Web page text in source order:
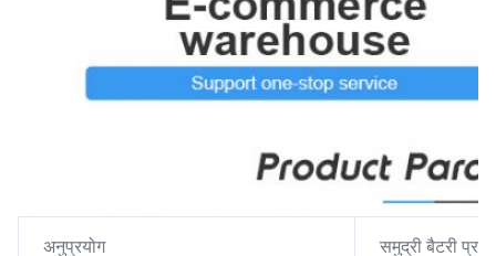
अनुप्रयोग समुद्री बैटरी